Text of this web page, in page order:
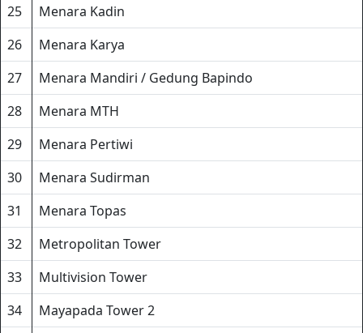
25
Menara Kadin
26
Menara Karya
27
Menara Mandiri / Gedung Bapindo
28
Menara MTH
29
Menara Pertiwi
30
Menara Sudirman
31
Menara Topas
32
Metropolitan Tower
33
Multivision Tower
34
Mayapada Tower 2